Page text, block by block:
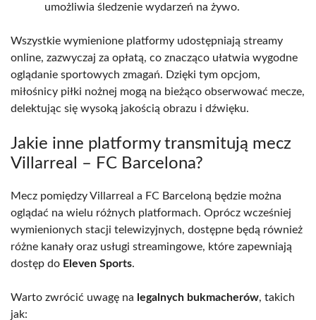
umożliwia śledzenie wydarzeń na żywo.
Wszystkie wymienione platformy udostępniają streamy
online, zazwyczaj za opłatą, co znacząco ułatwia wygodne
oglądanie sportowych zmagań. Dzięki tym opcjom,
miłośnicy piłki nożnej mogą na bieżąco obserwować mecze,
delektując się wysoką jakością obrazu i dźwięku.
Jakie inne platformy transmitują mecz
Villarreal – FC Barcelona?
Mecz pomiędzy Villarreal a FC Barceloną będzie można
oglądać na wielu różnych platformach. Oprócz wcześniej
wymienionych stacji telewizyjnych, dostępne będą również
różne kanały oraz usługi streamingowe, które zapewniają
dostęp do Eleven Sports.
Warto zwrócić uwagę na legalnych bukmacherów, takich
jak: